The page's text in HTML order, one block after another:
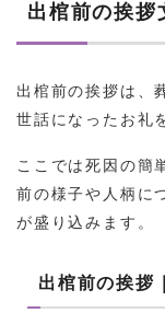
出棺前の挨拶
出棺前の挨拶は、
世話になったお礼
ここでは死因の簡
前の様子や人柄に
が盛り込みます。
出棺前の挨拶